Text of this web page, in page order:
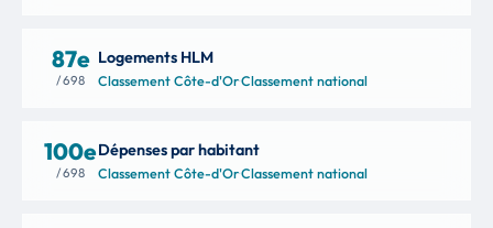
87e
/ 698
Logements HLM
Classement Côte-d'Or·Classement national
100e
/ 698
Dépenses par habitant
Classement Côte-d'Or·Classement national